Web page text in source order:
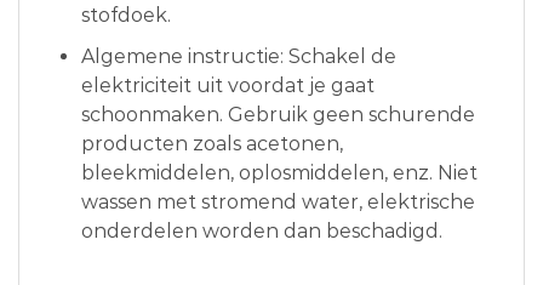
stofdoek.
Algemene instructie: Schakel de
elektriciteit uit voordat je gaat
schoonmaken. Gebruik geen schurende
producten zoals acetonen,
bleekmiddelen, oplosmiddelen, enz. Niet
wassen met stromend water, elektrische
onderdelen worden dan beschadigd.